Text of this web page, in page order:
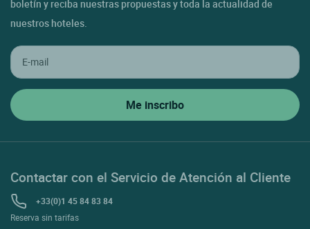
boletín y reciba nuestras propuestas y toda la actualidad de
nuestros hoteles.
Contactar con el Servicio de Atención al Cliente
+33(0)1 45 84 83 84
Reserva sin tarifas